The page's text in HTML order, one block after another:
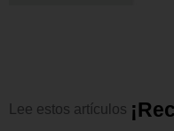
Lee estos artículos ¡Rec